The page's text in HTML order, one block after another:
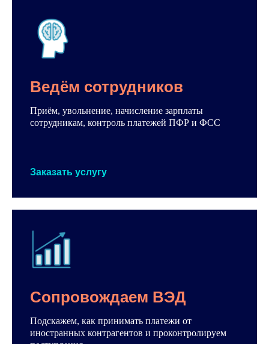
Ведём сотрудников
Приём, увольнение, начисление зарплаты
сотрудникам, контроль платежей ПФР и ФСС
Заказать услугу
Сопровождаем ВЭД
Подскажем, как принимать платежи от
иностранных контрагентов и проконтролируем